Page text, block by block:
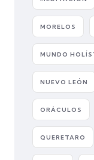
MORELOS
MUNDO
NUEVO LEÓN
ORÁCULOS
QUERETARO